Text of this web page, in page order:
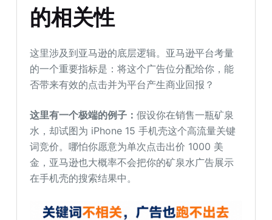
的相关性
这里涉及到亚马逊的底层逻辑。亚马逊平台考量
的一个重要指标是：将这个广告位分配给你，能
否带来有效的点击并为平台产生商业回报？
这里有一个极端的例子：假设你在销售一瓶矿泉
水，却试图为 iPhone 15 手机壳这个高流量关键
词竞价。哪怕你愿意为单次点击出价 1000 美
金，亚马逊也大概率不会把你的矿泉水广告展示
在手机壳的搜索结果中。